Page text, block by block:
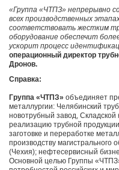
«Группа «ЧТПЗ» непрерывно
всех производственных
соответствовать жестким
оборудование обеспечит
ускорит процесс
операционный директор
Дронов.
Справка:
Группа «ЧТПЗ» объединяет
металлургии: Челябинский
новотрубный завод,
реализацию трубной
заготовке и переработке
производству
(Чехия); нефтесервисный
Основной целью Группы